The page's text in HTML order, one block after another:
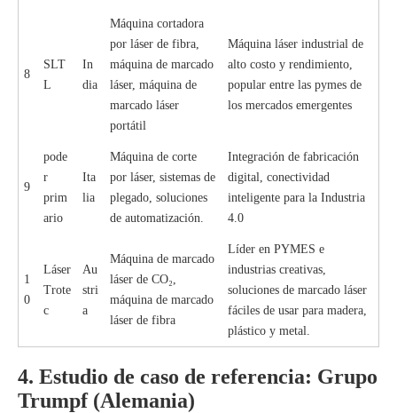
8
SLT
L
In
dia
Máquina cortadora
por láser de fibra,
máquina de marcado
láser, máquina de
marcado láser
portátil
Máquina láser industrial de
alto costo y rendimiento,
popular entre las pymes de
los mercados emergentes
9
pode
r
prim
ario
Ita
lia
Máquina de corte
por láser, sistemas de
plegado, soluciones
de automatización.
Integración de fabricación
digital, conectividad
inteligente para la Industria
4.0
1
0
Láser
Trote
c
Au
stri
a
Máquina de marcado
láser de CO₂,
máquina de marcado
láser de fibra
Líder en PYMES e
industrias creativas,
soluciones de marcado láser
fáciles de usar para madera,
plástico y metal.
4. Estudio de caso de referencia: Grupo
Trumpf (Alemania)